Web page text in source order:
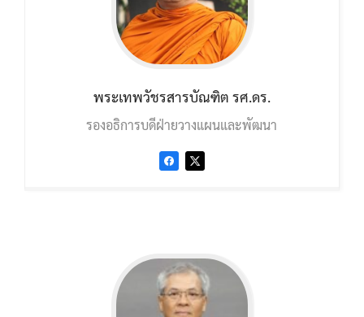
พระเทพวัชรสารบัณฑิต รศ.ดร.
รองอธิการบดีฝ่ายวางแผนและพัฒนา